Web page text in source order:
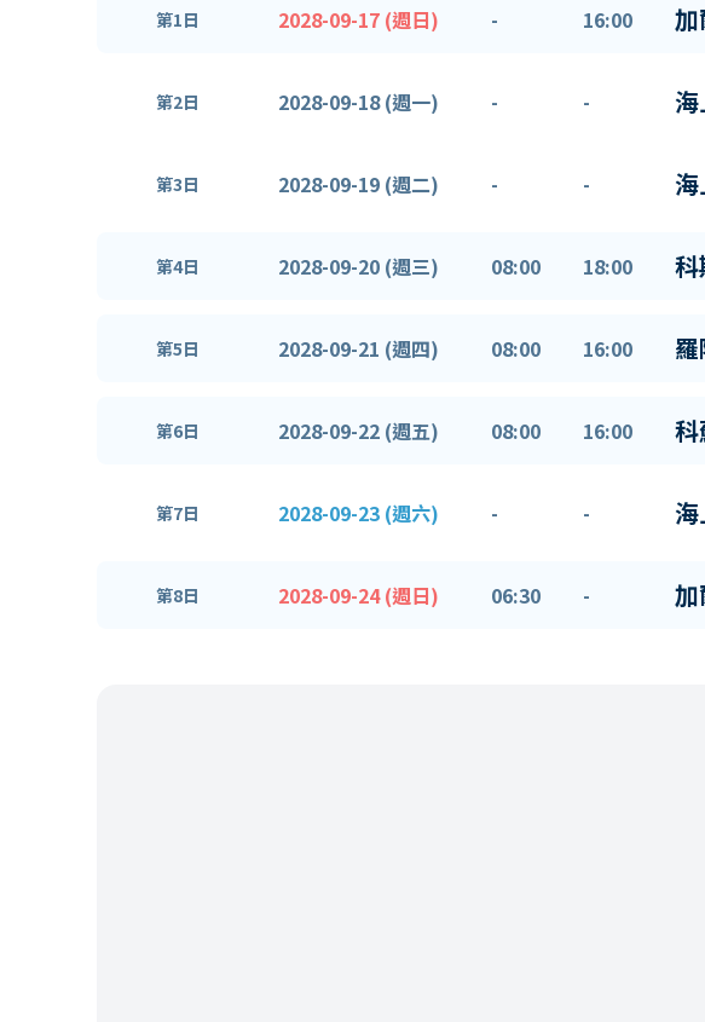
第1日 2028-09-17 (週日) - 16:00
第2日 2028-09-18 (週一) - -
第3日 2028-09-19 (週二) - -
第4日 2028-09-20 (週三) 08:00 18:00
第5日 2028-09-21 (週四) 08:00 16:00
第6日 2028-09-22 (週五) 08:00 16:00
第7日 2028-09-23 (週六) - -
第8日 2028-09-24 (週日) 06:30 -